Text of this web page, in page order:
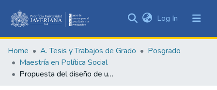
&
Collections
Log In (current)
Home A. Tesis y Trabajos de Grado
Posgrado
Maestría en Política Social
Propuesta del diseño de una política para el manejo integral de residuos de aparatos eléctricos y electrónicos RAEE en la gerencia de tecnología de la información y la comunicación de EMCALI EICE ESP